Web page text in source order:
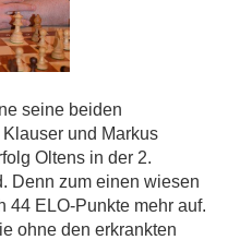
seine beiden
und Markus
Oltens in der 2.
Denn zum einen wiesen
44 ELO-Punkte mehr auf.
ohne den erkrankten